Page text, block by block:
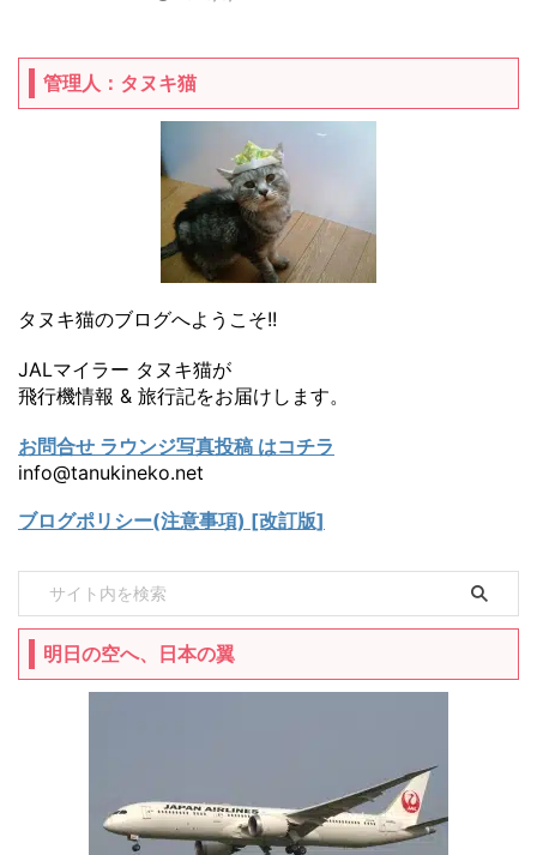
管理人：タヌキ猫
タヌキ猫のブログへようこそ!!
JALマイラー タヌキ猫が
飛行機情報 & 旅行記をお届けします。
お問合せ ラウンジ写真投稿 はコチラ
info@tanukineko.net
ブログポリシー(注意事項) [改訂版]
明日の空へ、日本の翼